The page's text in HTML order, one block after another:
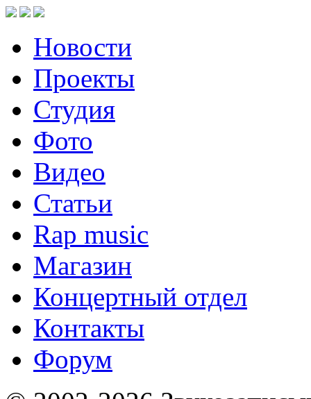
Новости
Проекты
Студия
Фото
Видео
Статьи
Rap music
Магазин
Концертный отдел
Контакты
Форум